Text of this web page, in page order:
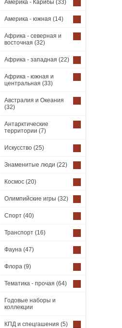
Америка - Карибы (33)
Америка - южная (14)
Африка - северная и
восточная (32)
Африка - западная (22)
Африка - южная и
центральная (33)
Австралия и Океания
(32)
Антарктические
территории (7)
Искусство (25)
Знаменитые люди (22)
Космос (20)
Олимпийские игры (32)
Спорт (40)
Транспорт (16)
Фауна (47)
Флора (9)
Тематика - прочая (64)
Годовые наборы и
коллекции
КПД и спецгашения (5)